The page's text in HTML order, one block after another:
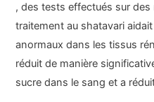
, des tests effectués sur des
traitement au shatavari
anormaux dans les tissus
réduit de manière
sucre dans le sang et a